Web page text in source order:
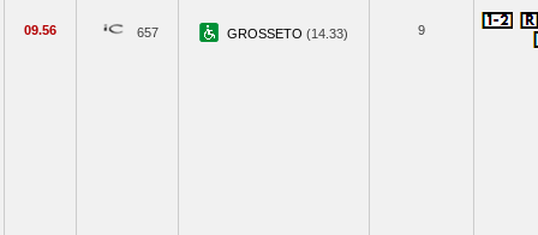
09.56 657 GROSSETO (14.33) 9